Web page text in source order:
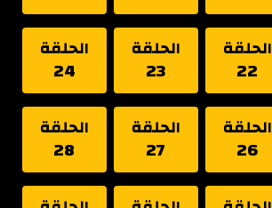
الحلقة
22
الحلقة
23
الحلقة
24
الحلقة
26
الحلقة
27
الحلقة
28